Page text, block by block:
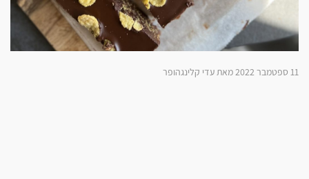
11 ספטמבר 2022 מאת עדי קלינגהופר